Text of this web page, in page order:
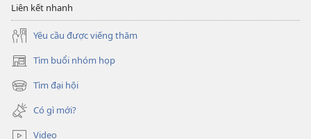
Liên kết nhanh
Yêu cầu được viếng thăm
Tìm buổi nhóm họp
(mở
cửa
sổ
mới)
Tìm đại hội
(mở
cửa
sổ
mới)
Có gì mới?
Video